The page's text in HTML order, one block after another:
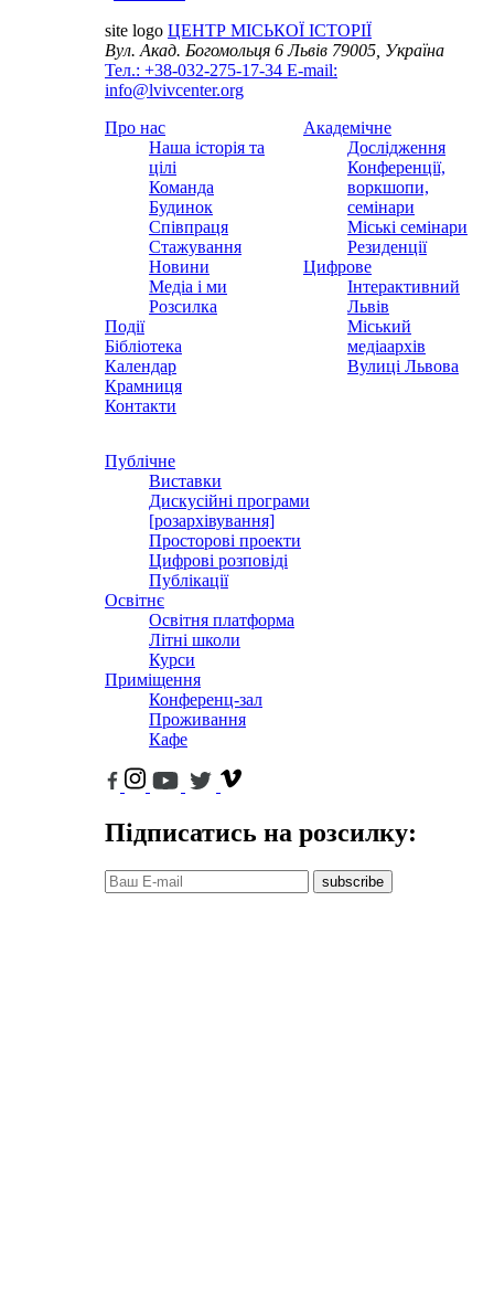
site logo ЦЕНТР МІСЬКОЇ ІСТОРІЇ
Вул. Акад. Богомольця 6Львів 79005, Україна
Тел.: +38-032-275-17-34 E-mail:
info@lvivcenter.org
Про нас
Наша історія та
цілі
Команда
Будинок
Співпраця
Стажування
Новини
Медіа і ми
Розсилка
Події
Бібліотека
Календар
Крамниця
Контакти
Академічне
Дослідження
Конференції,
воркшопи,
семінари
Міські семінари
Резиденції
Цифрове
Інтерактивний
Львів
Міський
медіаархів
Вулиці Львова
Публічне
Виставки
Дискусійні програми
[розархівування]
Просторові проекти
Цифрові розповіді
Публікації
Освітнє
Освітня платформа
Літні школи
Курси
Приміщення
Конференц-зал
Проживання
Кафе
Підписатись на розсилку:
subscribe